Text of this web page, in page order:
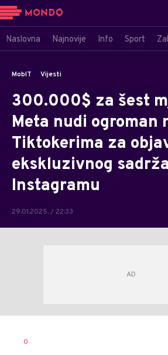
Naslovna Najnovije Info Sport
MobIT Vijesti
300.000$ za šest
Meta nudi ogroman
Tiktokerima za
ekskluzivnog
Instagramu
29.01.2025. / 22:33
AUTOR
0